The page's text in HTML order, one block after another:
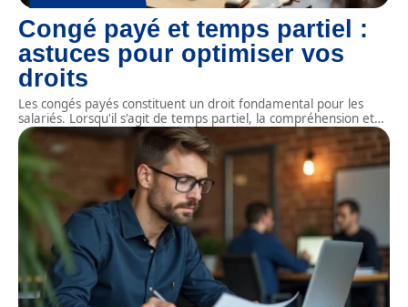
Congé payé et temps partiel :
astuces pour optimiser vos
droits
Les congés payés constituent un droit fondamental pour les
salariés. Lorsqu'il s'agit de temps partiel, la compréhension et…